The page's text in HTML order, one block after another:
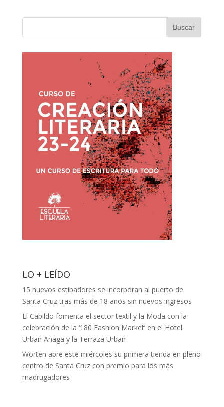
LO + LEÍDO
15 nuevos estibadores se incorporan al puerto de
Santa Cruz tras más de 18 años sin nuevos ingresos
El Cabildo fomenta el sector textil y la Moda con la
celebración de la ‘180 Fashion Market’ en el Hotel
Urban Anaga y la Terraza Urban
Worten abre este miércoles su primera tienda en pleno
centro de Santa Cruz con premio para los más
madrugadores